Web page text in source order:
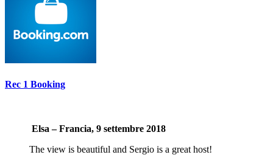
Rec 1 Booking
Elsa – Francia, 9 settembre 2018
The view is beautiful and Sergio is a great host!